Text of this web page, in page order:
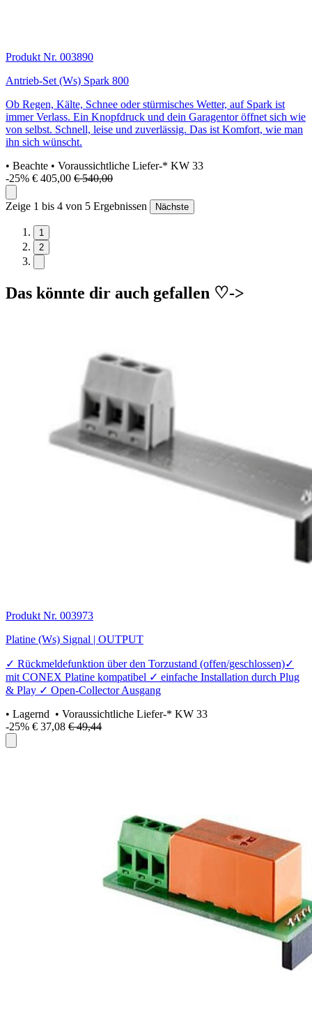
Produkt Nr. 003890
Antrieb-Set (Ws) Spark 800
Ob Regen, Kälte, Schnee oder stürmisches Wetter, auf Spark ist
immer Verlass. Ein Knopfdruck und dein Garagentor öffnet sich wie
von selbst. Schnell, leise und zuverlässig. Das ist Komfort, wie man
ihn sich wünscht.
• Beachte • Voraussichtliche Liefer-* KW 33
-25% € 405,00 € 540,00
Zeige 1 bis 4 von 5 Ergebnissen Nächste
1
2
Das könnte dir auch gefallen ♡->
Produkt Nr. 003973
Platine (Ws) Signal | OUTPUT
✓ Rückmeldefunktion über den Torzustand (offen/geschlossen)✓
mit CONEX Platine kompatibel ✓ einfache Installation durch Plug
& Play ✓ Open-Collector Ausgang
• Lagernd • Voraussichtliche Liefer-* KW 33
-25% € 37,08 € 49,44